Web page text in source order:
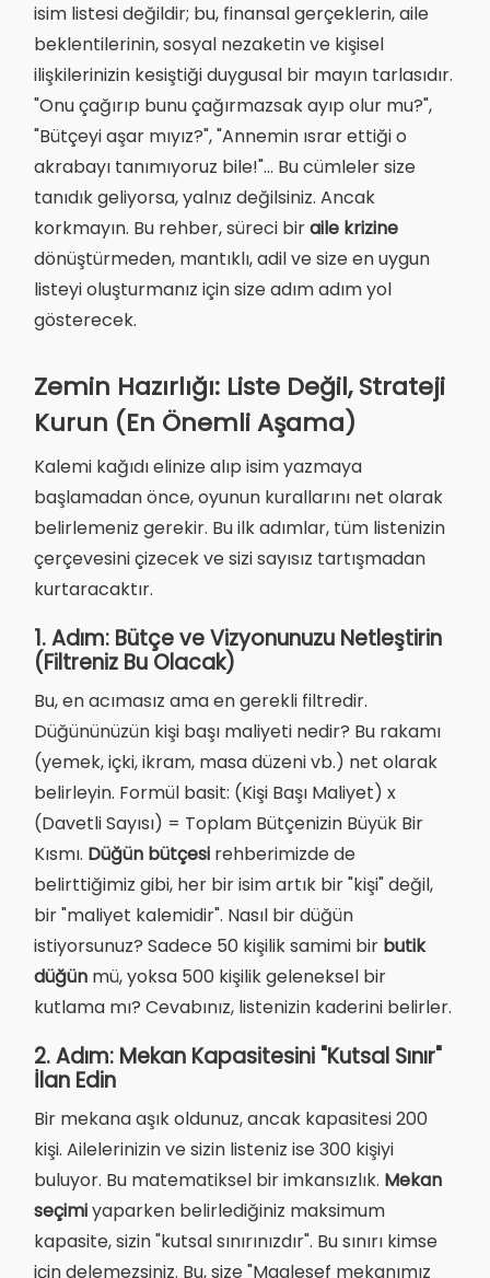
isim listesi değildir; bu, finansal gerçeklerin, aile
beklentilerinin, sosyal nezaketin ve kişisel
ilişkilerinizin kesiştiği duygusal bir mayın tarlasıdır.
"Onu çağırıp bunu çağırmazsak ayıp olur mu?",
"Bütçeyi aşar mıyız?", "Annemin ısrar ettiği o
akrabayı tanımıyoruz bile!"... Bu cümleler size
tanıdık geliyorsa, yalnız değilsiniz. Ancak
korkmayın. Bu rehber, süreci biraile krizine
dönüştürmeden, mantıklı, adil ve size en uygun
listeyi oluşturmanız için size adım adım yol
gösterecek.
Zemin Hazırlığı: Liste Değil, Strateji
Kurun (En Önemli Aşama)
Kalemi kağıdı elinize alıp isim yazmaya
başlamadan önce, oyunun kurallarını net olarak
belirlemeniz gerekir. Bu ilk adımlar, tüm listenizin
çerçevesini çizecek ve sizi sayısız tartışmadan
kurtaracaktır.
1. Adım: Bütçe ve Vizyonunuzu Netleştirin
(Filtreniz Bu Olacak)
Bu, en acımasız ama en gerekli filtredir.
Düğününüzün kişi başı maliyeti nedir? Bu rakamı
(yemek, içki, ikram, masa düzeni vb.) net olarak
belirleyin. Formül basit: (Kişi Başı Maliyet) x
(Davetli Sayısı) = Toplam Bütçenizin Büyük Bir
Kısmı. Düğün bütçesi rehberimizde de
belirttiğimiz gibi, her bir isim artık bir "kişi" değil,
bir "maliyet kalemidir". Nasıl bir düğün
istiyorsunuz? Sadece 50 kişilik samimi bir butik
düğün mü, yoksa 500 kişilik geleneksel bir
kutlama mı? Cevabınız, listenizin kaderini belirler.
2. Adım: Mekan Kapasitesini "Kutsal Sınır"
İlan Edin
Bir mekana aşık oldunuz, ancak kapasitesi 200
kişi. Ailelerinizin ve sizin listeniz ise 300 kişiyi
buluyor. Bu matematiksel bir imkansızlık. Mekan
seçimiyaparken belirlediğiniz maksimum
kapasite, sizin "kutsal sınırınızdır". Bu sınırı kimse
için delemezsiniz. Bu, size "Maalesef mekanımız